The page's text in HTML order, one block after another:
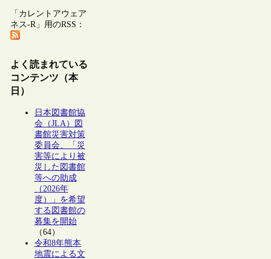
「カレントアウェア
ネス-R」用のRSS：
よく読まれている
コンテンツ（本
日）
日本図書館協
会（JLA）図
書館災害対策
委員会、「災
害等により被
災した図書館
等への助成
（2026年
度）」を希望
する図書館の
募集を開始
（64）
令和8年熊本
地震による文